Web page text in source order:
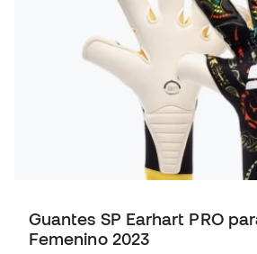
Guantes SP Earhart PRO
Femenino 2023